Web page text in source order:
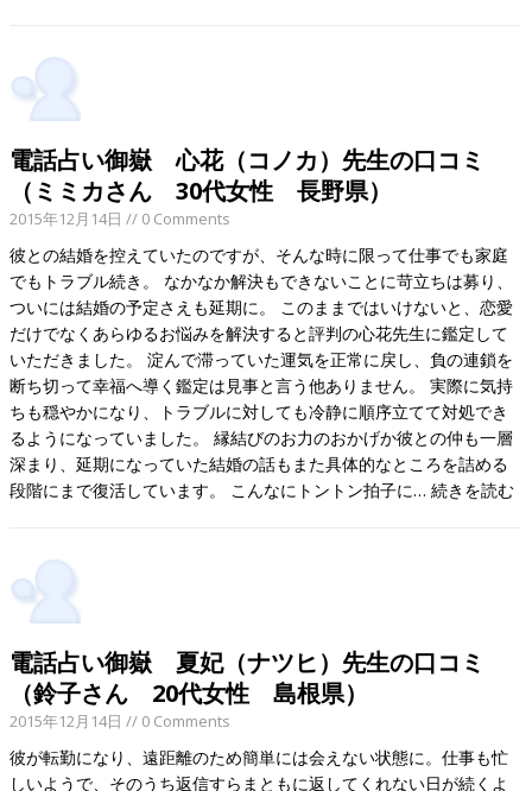
電話占い御嶽 心花（コノカ）先生の口コミ
（ミミカさん 30代女性 長野県）
2015年12月14日 // 0 Comments
彼との結婚を控えていたのですが、そんな時に限って仕事でも家庭
でもトラブル続き。 なかなか解決もできないことに苛立ちは募り、
ついには結婚の予定さえも延期に。 このままではいけないと、恋愛
だけでなくあらゆるお悩みを解決すると評判の心花先生に鑑定して
いただきました。 淀んで滞っていた運気を正常に戻し、負の連鎖を
断ち切って幸福へ導く鑑定は見事と言う他ありません。 実際に気持
ちも穏やかになり、トラブルに対しても冷静に順序立てて対処でき
るようになっていました。 縁結びのお力のおかげか彼との仲も一層
深まり、延期になっていた結婚の話もまた具体的なところを詰める
段階にまで復活しています。 こんなにトントン拍子に…続きを読む
電話占い御嶽 夏妃（ナツヒ）先生の口コミ
（鈴子さん 20代女性 島根県）
2015年12月14日 // 0 Comments
彼が転勤になり、遠距離のため簡単には会えない状態に。仕事も忙
しいようで、そのうち返信すらまともに返してくれない日が続くよ